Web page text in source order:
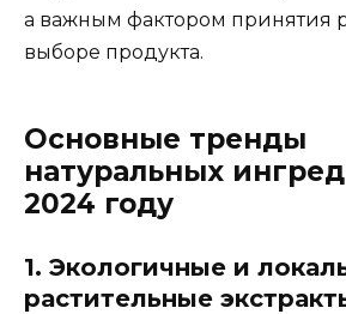
а важным фактором принятия
выборе продукта.
Основные тренды
натуральных
2024 году
1. Экологичные и
растительные